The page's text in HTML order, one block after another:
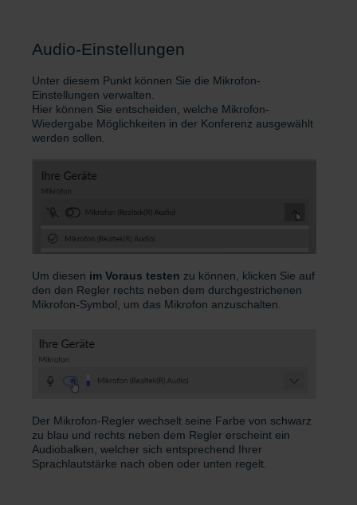
Audio-Einstellungen
Unter diesem Punkt können Sie die Mikrofon-
Einstellungen verwalten.
Hier können Sie entscheiden, welche Mikrofon-
Wiedergabe Möglichkeiten in der Konferenz ausgewählt
werden sollen.
Um diesen im Voraus testen zu können, klicken Sie auf
den den Regler rechts neben dem durchgestrichenen
Mikrofon-Symbol, um das Mikrofon anzuschalten.
Der Mikrofon-Regler wechselt seine Farbe von schwarz
zu blau und rechts neben dem Regler erscheint ein
Audiobalken, welcher sich entsprechend Ihrer
Sprachlautstärke nach oben oder unten regelt.